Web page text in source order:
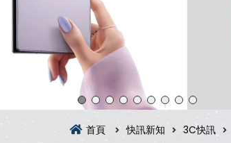
首頁 快訊新知 3C快訊